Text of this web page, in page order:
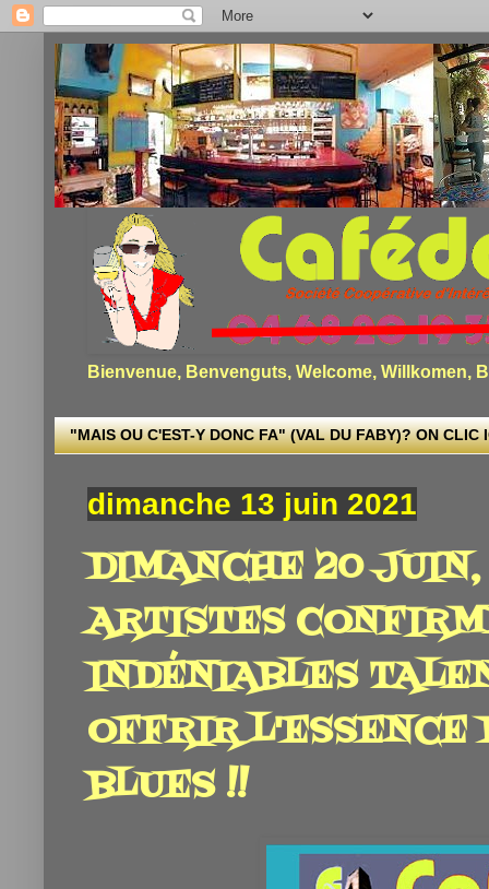
Bienvenue, Benvenguts, Welcome, Willkomen,
"MAIS OU C'EST-Y DONC FA" (VAL DU FABY)? ON CLIC
dimanche 13 juin 2021
DIMANCHE 20
ARTISTES
INDÉNIABLES
OFFRIR L'ESSENCE
BLUES !!